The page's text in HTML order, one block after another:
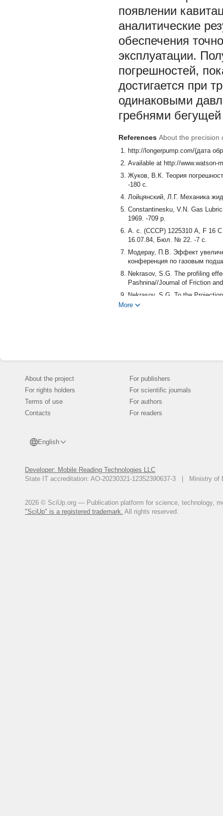
появлении
аналитические
обеспечения
эксплуатации.
погрешностей,
достигается при
одинаковыми
гребнями
References About the precision
http://longerpump.com/(дата
Available at http://www.watson-
Жуков, В.К. Теория
-180 с.
Лойцянский, Л.Г. Механика
Constantinesku, V.N. Gas
1969. -709 p.
А. с. (СССР) 1225310 A, F 16 C
16.07.84, Бюл. № 22. -7 с.
Модерау, П.В. Эффект
конференция по газовым
Nekrasov, S.G. The profiling
Pashnina//Journal of Friction
Nekrasov, S.G. To the
513.
др. -№ 93032626/06; опубл.
Nekrasov//Procedia
DOI: 10.1016/
Тойтберт, П.A. Основы
More
About the project
For rights holders
Terms of use
Contacts
English
Developer: Mobile Reading Technologies LLC
State IT accreditation: AO-20230321-12352390637-3 | Ministry of
2026 © SciUp.org — Publication platform for science, technology,
"SciUp" is a registered trademark. All rights reserved.
For publishers
For scientific journals
For authors
For readers